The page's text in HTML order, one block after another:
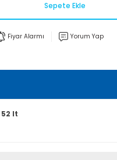
Sepete Ekle
Fiyar Alarmı Yorum Yap
52 lt